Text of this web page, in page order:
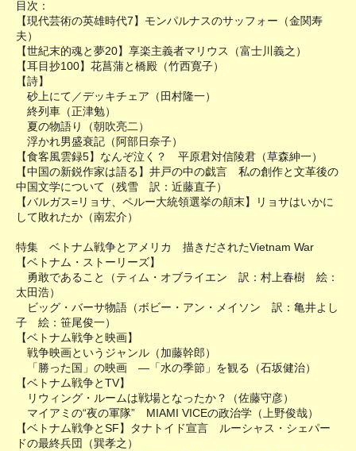
目次：
【現代芸術の英雄時代7】モンパルナスのサッフォー（金関寿
夫）
【世紀末的魂と夢20】享楽主義者マリウス（富士川義之）
【耳目抄100】花菖蒲と橋殿（竹西寛子）
【詩】
砂上にて／デッキチェア（田村隆一）
終列車（正津勉）
夏の物語り（朝吹亮二）
浮かれ男盛衰記（阿部日奈子）
【食客風雲録5】なんぞ泣く？ 平原君対信陵君（草森紳一）
【中国の新鋭作家は語る】井戸の中の戯言 私の創作と文革後の
中国文学について（残雪 訳：近藤直子）
【バルガス=リョサ、ペルー大統領選挙の顛末】リョサはいかに
して敗れたか（南宏介）
特集 ベトナム戦争とアメリカ 描きだされたVietnam War
【ベトナム・ストーリーズ】
勇敢であること（ティム・オブライエン 訳：村上春樹 絵：
太田浩）
ビッグ・バーサ物語（ボビー・アン・メイソン 訳：亀井よし
子 絵：笹尾俊一）
【ベトナム戦争と映画】
戦争映画というジャンル（加藤幹郎）
「勝った国」の映画 ―「水の季節」を観る（石坂健治）
【ベトナム戦争とTV】
リウィング・ルームは戦場となったか？（佐藤守彦）
マイアミの“夜の軍隊” MIAMI VICEの政治学（上野俊哉）
【ベトナム戦争とSF】タナトイド宣言 ルーシャス・シェパー
ドの最終兵団（巽孝之）